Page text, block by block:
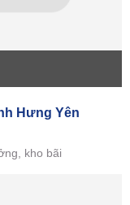
Hưng Yên
kho bãi